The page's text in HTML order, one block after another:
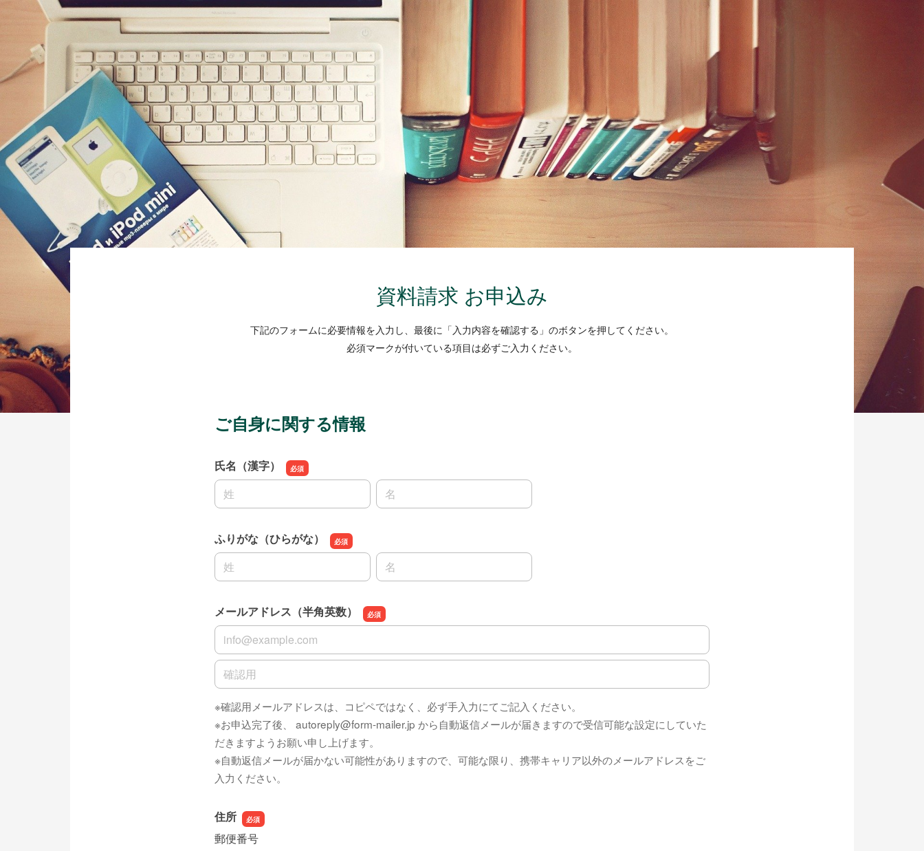
資料請求 お申込み
下記のフォームに必要情報を入力し、最後に「入力内容を確認する」のボタンを押してください。
必須マークが付いている項目は必ずご入力ください。
ご自身に関する情報
氏名（漢字）
名前の姓
名前の名
ふりがな（ひらがな）
名前の姓
名前の名
メールアドレス（半角英数）
メールアドレス（半角英数）
メールアドレス（半角英数）の確認用
※確認用メールアドレスは、コピペではなく、必ず手入力にてご記入ください。
※お申込完了後、 autoreply@form-mailer.jp から自動返信メールが届きますので受信可能な設定にしていた
だきますようお願い申し上げます。
※自動返信メールが届かない可能性がありますので、可能な限り、携帯キャリア以外のメールアドレスをご
入力ください。
住所
郵便番号